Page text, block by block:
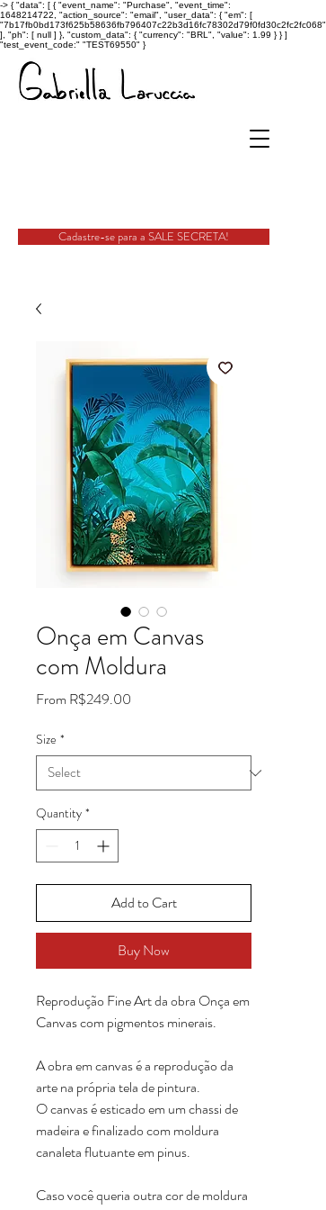
-> { "data": [ { "event_name": "Purchase", "event_time":
1648214722, "action_source": "email", "user_data": { "em": [
"7b17fb0bd173f625b58636fb796407c22b3d16fc78302d79f0fd30c2fc2fc068"
], "ph": [ null ] }, "custom_data": { "currency": "BRL", "value": 1.99 } } ]
"test_event_code:" "TEST69550" }
Cadastre-se para a SALE SECRETA!
Onça em Canvas
com Moldura
From R$249.00
Size *
Quantity *
Add to Cart
Buy Now
Reprodução Fine Art da obra Onça em
Canvas com pigmentos minerais.
A obra em canvas é a reprodução da
arte na própria tela de pintura.
O canvas é esticado em um chassi de
madeira e finalizado com moldura
canaleta flutuante em pinus.
Caso você queria outra cor de moldura